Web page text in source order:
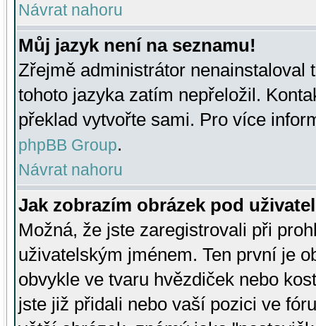
Návrat nahoru
Můj jazyk není na seznamu!
Zřejmě administrátor nenainstaloval
tohoto jazyka zatím nepřeložil.
překlad vytvořte sami. Pro více
phpBB Group.
Návrat nahoru
Jak zobrazím obrázek pod
Možná, že jste zaregistrovali při
uživatelským jménem. Ten první je
obvykle ve tvaru hvězdiček nebo
jste již přidali nebo vaší pozici ve